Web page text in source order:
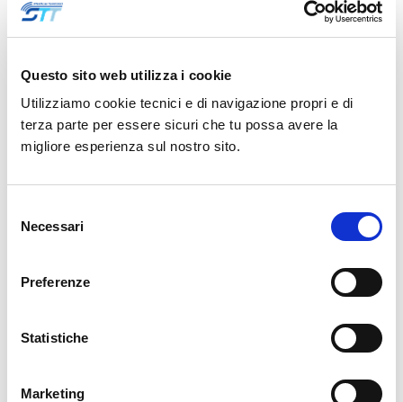
Questo sito web utilizza i cookie
Utilizziamo cookie tecnici e di navigazione propri e di
terza parte per essere sicuri che tu possa avere la
migliore esperienza sul nostro sito.
delNecessari
Preferenze
Statistiche
Marketing
LA PUBBLICA AMMINISTRAZIONE
“military grade” e integrabili con servizi di collaboration e API di
terze parti. All'evento che abbiamo organizzato presso Tenuta
novità di collaboration e l'accordo quadro CT9 che le